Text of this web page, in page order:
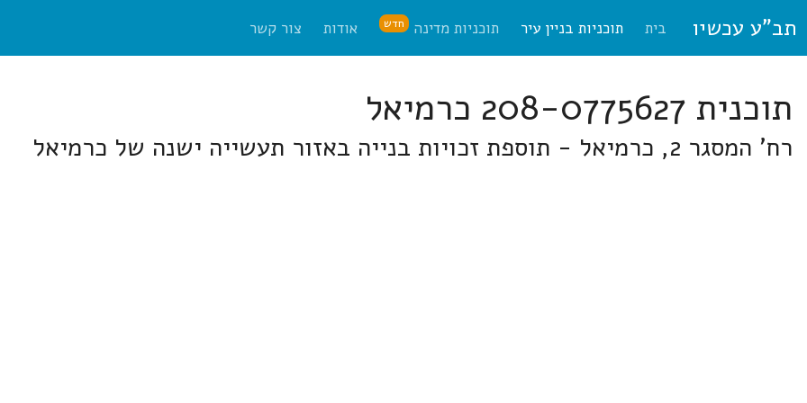
תב"ע עכשיו בית תוכניות בניין עיר תוכניות מדינה חדש אודות צור קשר
תוכנית 208-0775627 כרמיאל
רח' המסגר 2, כרמיאל - תוספת זכויות בנייה באזור תעשייה ישנה של כרמיאל